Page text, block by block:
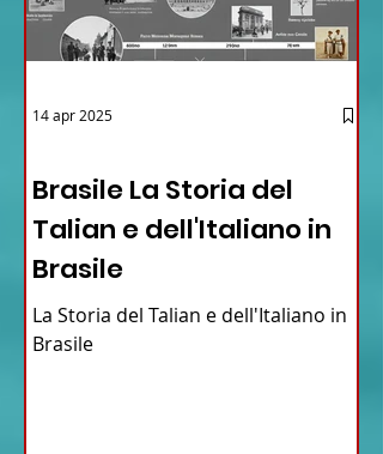
Brasile La Storia del
Talian e dell'Italiano in
Brasile
La Storia del Talian e dell'Italiano in
Brasile
14 apr 2025